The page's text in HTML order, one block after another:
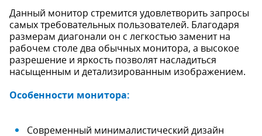
Данный монитор стремится удовлетворить запросы
самых требовательных пользователей. Благодаря
размерам диагонали он с легкостью заменит на
рабочем столе два обычных монитора, а высокое
разрешение и яркость позволят насладиться
насыщенным и детализированным изображением.
Особенности монитора:
Современный минималистический дизайн